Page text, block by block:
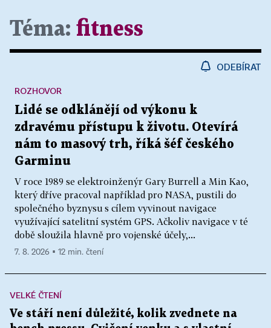
Téma: fitness
ODEBÍRAT
Lidé se odklánějí od výkonu k
zdravému přístupu k životu. Otevírá
nám to masový trh, říká šéf českého
Garminu
V roce 1989 se elektroinženýr Gary Burrell a Min Kao,
který dříve pracoval například pro NASA, pustili do
společného byznysu s cílem vyvinout navigace
využívající satelitní systém GPS. Ačkoliv navigace v té
době sloužila hlavně pro vojenské účely,...
ROZHOVOR
7. 8. 2026 ▪ 12 min. čtení
VELKÉ ČTENÍ
Ve stáří není důležité, kolik zvednete na